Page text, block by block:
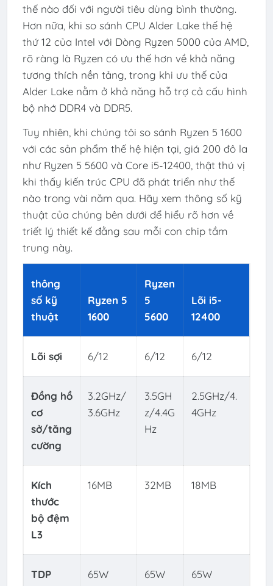
thế nào đối với người tiêu dùng bình thường.
Hơn nữa, khi so sánh CPU Alder Lake thế hệ
thứ 12 của Intel với Dòng Ryzen 5000 của AMD,
rõ ràng là Ryzen có ưu thế hơn về khả năng
tương thích nền tảng, trong khi ưu thế của
Alder Lake nằm ở khả năng hỗ trợ cả cấu hình
bộ nhớ DDR4 và DDR5.
Tuy nhiên, khi chúng tôi so sánh Ryzen 5 1600
với các sản phẩm thế hệ hiện tại, giá 200 đô la
như Ryzen 5 5600 và Core i5-12400, thật thú vị
khi thấy kiến ​​trúc CPU đã phát triển như thế
nào trong vài năm qua. Hãy xem thông số kỹ
thuật của chúng bên dưới để hiểu rõ hơn về
triết lý thiết kế đằng sau mỗi con chip tầm
trung này.
thông
số kỹ
thuật
Ryzen 5
1600
Ryzen
5
5600
Lõi i5-
12400
Lõi sợi 6/12 6/12 6/12
Đồng hồ
cơ
sở/tăng
cường
3.2GHz/
3.6GHz
3.5GH
z/4.4G
Hz
2.5GHz/4.
4GHz
Kích
thước
bộ đệm
L3
16MB 32MB 18MB
TDP
65W 65W 65W